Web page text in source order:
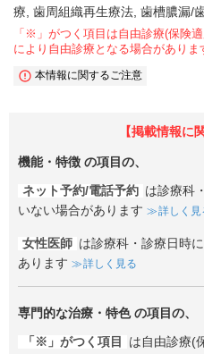
療 歯周組織再生療法 歯槽膿漏/
「※」がつく項目は自由診療(保険
により自由診療となる場合がありま
本情報に関するご注意
【掲載情報に
機能・特徴 の項目の、
ネット予約/電話予約 は診療科
いない場合があります
詳しく見
女性医師 は診療科・診療日時
あります
詳しく見る
専門的な治療・特色の項目の、
「※」がつく項目
は自由診療(